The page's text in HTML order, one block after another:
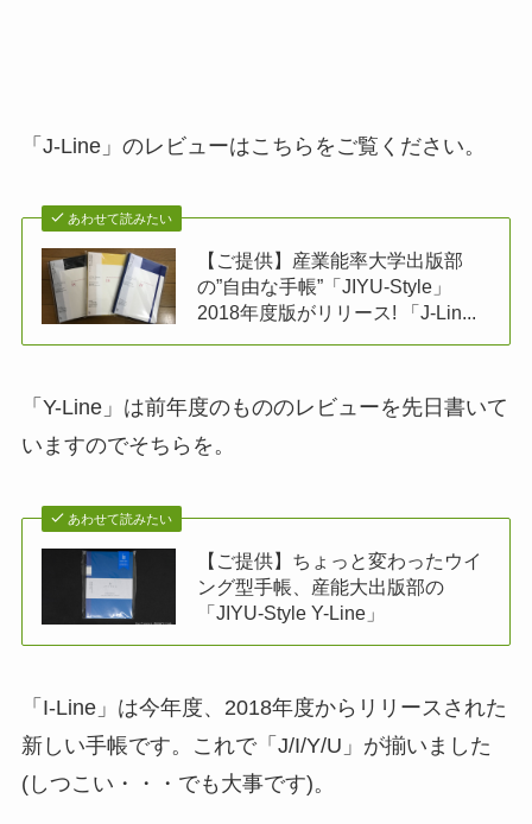
「J-Line」のレビューはこちらをご覧ください。
あわせて読みたい
【ご提供】産業能率大学出版部
の”自由な手帳”「JIYU-Style」
2018年度版がリリース! 「J-Lin...
「Y-Line」は前年度のもののレビューを先日書いて
いますのでそちらを。
あわせて読みたい
【ご提供】ちょっと変わったウイ
ング型手帳、産能大出版部の
「JIYU-Style Y-Line」
「I-Line」は今年度、2018年度からリリースされた
新しい手帳です。これで「J/I/Y/U」が揃いました
(しつこい・・・でも大事です)。